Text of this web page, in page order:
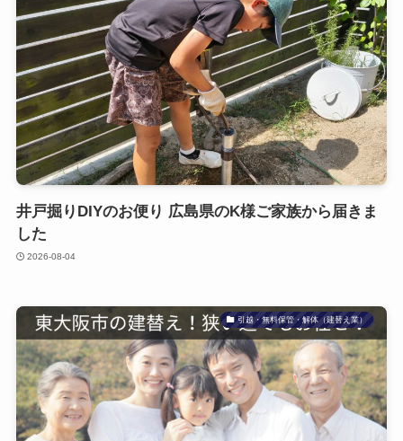
今回大活躍した「ホウワハンマー」に加え、引き抜き
や深度の微調整に「車用ジャッキ」を活用するアイデ
アは、DIYで井戸掘りをされる皆様にとって非常に有益
なレスキュー工具の模範となります。
「庭に出来た井戸を末代まで育てていく」というお言
葉、井戸屋としてこれほど嬉しいことはございませ
ん。
さらに、余ったパイプ2本と矢じりの追加発注で「2本
目」の構想があるとのこと、大変ワクワクいたしま
す！ホウワハンマーのコスト回収に向けて、ぜひ挑戦
なさってください。
ンテナンスや配管の拡張などでご不明な点がございま
したら、いつでも私、西川までお気軽にご相談くださ
いませ。中村様の安心・安全な井戸づくりを、これか
らも末長く、そして力強くサポートさせていただきま
す！
井戸掘りDIYのお便り 広島県のK様ご家族から届きま
した
2026-08-04
引越・無料保管・解体（建替え業）